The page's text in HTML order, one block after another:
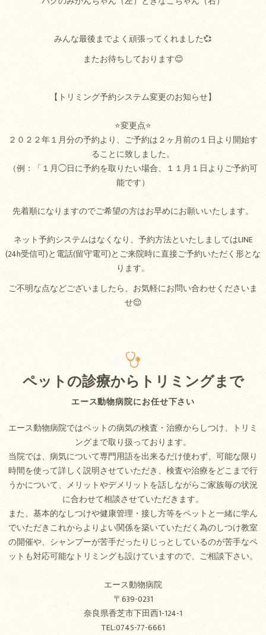
みんな最後までよく頑張ってくれました💞
またお待ちしております😊
【トリミング予約システム変更のお知らせ】
⭐変更点⭐
２０２２年１月分の予約より、ご予約は２ヶ月前の１日より開始す
ることに致しました。
（例：「１月◯日に予約を取りたい場合、１１月１日よりご予約可
能です）
先着順になりますのでご希望の方はお早めにお願いいたします。
ネット予約システムはなくなり、予約方法といたしましてはLINE
(24h受信可)と電話(留守電可)とご来院時に直接ご予約いただく形とな
ります。
ご不明な点などございましたら、お気軽にお問い合わせくださいま
せ😌
エース動物病院にお任せ下さい
ペットの診療からトリミングまで
エース動物病院ではペットの病気の検査・治療からしつけ、トリミ
ングまで取り扱っております。
当院では、病気について専門用語を出来るだけ使わず、可能な限り
時間を使って詳しく説明させていただき、検査や治療をどこまで行
うかについて、メリットやデメリットを話しながらご家族毎の状況
に合わせて相談させていただきます。
また、基本的なしつけや健康管理・接し方等をペットと一緒に学ん
でいただきこれからよりよい関係を築いていただく為のしつけ教室
の開催や、シャンプーが苦手だったりじっとしているのが苦手なペ
ットも対応可能なトリミングも設けていますので、ご相談下さい。
エース動物病院
〒639-0231
奈良県香芝市下田西1-124-1
TEL:0745-77-6661